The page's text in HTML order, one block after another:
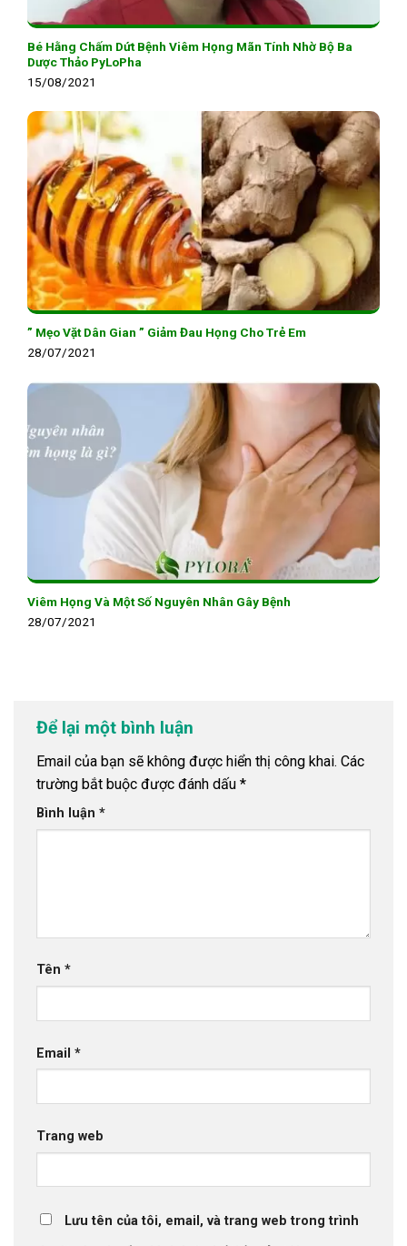
Bé Hằng Chấm Dứt Bệnh Viêm Họng Mãn Tính Nhờ Bộ Ba
Dược Thảo PyLoPha
15/08/2021
” Mẹo Vặt Dân Gian ” Giảm Đau Họng Cho Trẻ Em
28/07/2021
Viêm Họng Và Một Số Nguyên Nhân Gây Bệnh
28/07/2021
Để lại một bình luận
Email của bạn sẽ không được hiển thị công khai. Các
trường bắt buộc được đánh dấu *
Bình luận *
Tên *
Email *
Trang web
Lưu tên của tôi, email, và trang web trong trình